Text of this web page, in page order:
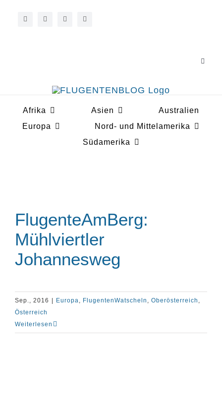
Toggle
Afrika Asien
Australien
Europa
Nord- und Mittelamerika
Südamerika
FlugenteAmBerg:
Mühlviertler
Johannesweg
Sep., 2016 Europa, FlugentenWatscheln , Oberösterreich ,
Österreich
Weiterlesen